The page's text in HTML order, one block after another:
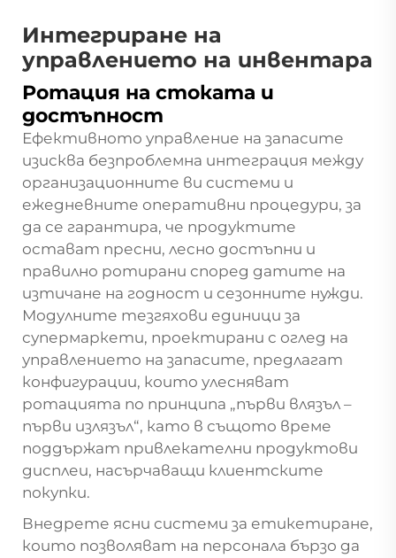
Интегриране на
управлението на инвентара
Ротация на стоката и
достъпност
Ефективното управление на запасите
изисква безпроблемна интеграция между
организационните ви системи и
ежедневните оперативни процедури, за
да се гарантира, че продуктите
остават пресни, лесно достъпни и
правилно ротирани според датите на
изтичане на годност и сезонните нужди.
Модулните тезгяхови единици за
супермаркети, проектирани с оглед на
управлението на запасите, предлагат
конфигурации, които улесняват
ротацията по принципа „първи влязъл –
първи излязъл“, като в същото време
поддържат привлекателни продуктови
дисплеи, насърчаващи клиентските
покупки.
Внедрете ясни системи за етикетиране,
които позволяват на персонала бързо да